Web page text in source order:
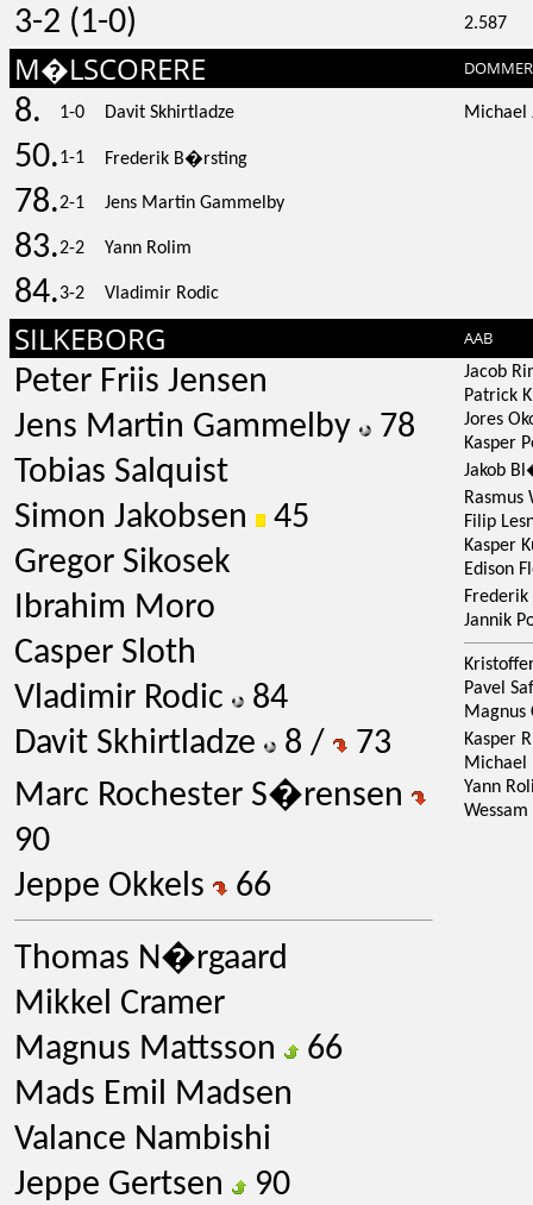
3-2 (1-0) 2.587
M�LSCORERE DOMMER
8. 1-0 Davit Skhirtladze Michael
50.1-1 Frederik B�rsting
78.2-1 Jens Martin Gammelby
83.2-2 Yann Rolim
84.3-2 Vladimir Rodic
SILKEBORG AAB
Peter Friis Jensen
Jens Martin Gammelby
78
Tobias Salquist
Simon Jakobsen
45
Gregor Sikosek
Ibrahim Moro
Casper Sloth
Vladimir Rodic
84
Davit Skhirtladze
8 /
73
Marc Rochester S�rensen
90
Jeppe Okkels
66
Thomas N�rgaard
Mikkel Cramer
Magnus Mattsson
66
Mads Emil Madsen
Valance Nambishi
Jeppe Gertsen
90
Jacob
Patrick
Jores
Kasper
Jakob
Filip
Kasper
Edison
Jannik
Pavel
Magnus
Kasper
Michael
Yann